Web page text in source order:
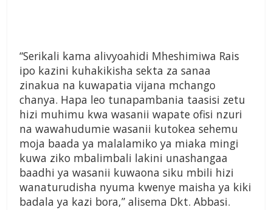
“Serikali kama alivyoahidi Mheshimiwa Rais
ipo kazini kuhakikisha sekta za sanaa
zinakua na kuwapatia vijana mchango
chanya. Hapa leo tunapambania taasisi zetu
hizi muhimu kwa wasanii wapate ofisi nzuri
na wawahudumie wasanii kutokea sehemu
moja baada ya malalamiko ya miaka mingi
kuwa ziko mbalimbali lakini unashangaa
baadhi ya wasanii kuwaona siku mbili hizi
wanaturudisha nyuma kwenye maisha ya kiki
badala ya kazi bora,” alisema Dkt. Abbasi.